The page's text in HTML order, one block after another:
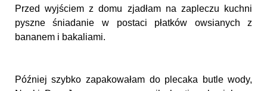
Przed wyjściem z domu zjadłam na zapleczu kuchni
pyszne śniadanie w postaci płatków owsianych z
bananem i bakaliami.
Później szybko zapakowałam do plecaka butle wody,